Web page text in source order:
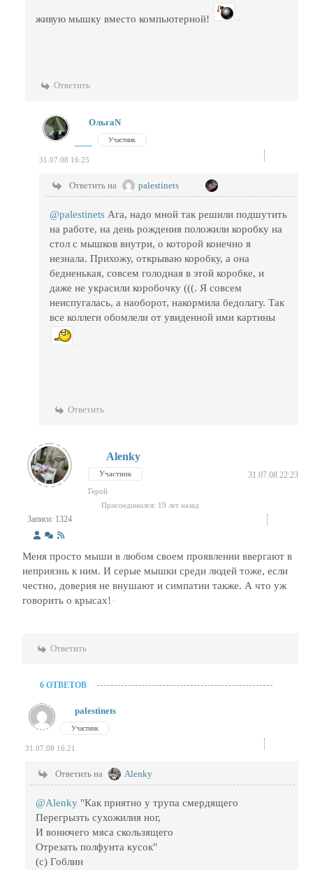
живую мышку вместо компьютерной!
Ответить
ОльгаN
Участник
31.07.08 16:25
Ответить на palestinets
@palestinets Ага, надо мной так решили подшутить
на работе, на день рождения положили коробку на
стол с мышков внутри, о которой конечно я
незнала. Прихожу, открываю коробку, а она
бедненькая, совсем голодная в этой коробке, и
даже не украсили коробочку (((. Я совсем
неиспугалась, а наоборот, накормила бедолагу. Так
все коллеги обомлели от увиденной ими картины
Ответить
Записи: 1324
Alenky
Участник 31.07.08 22:23
Герой
Присоединился: 19 лет назад
Меня просто мыши в любом своем проявлении ввергают в
неприязнь к ним. И серые мышки среди людей тоже, если
честно, доверия не внушают и симпатии также. А что уж
говорить о крысах!
Ответить
6 ОТВЕТОВ
palestinets
Участник
31.07.08 16:21
Ответить на Alenky
@Alenky "Как приятно у трупа смердящего
Перегрызть сухожилия ног,
И вонючего мяса скользящего
Отрезать полфунта кусок"
(с) Гоблин